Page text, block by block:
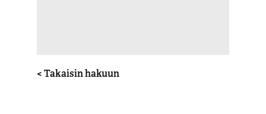
< Takaisin hakuun